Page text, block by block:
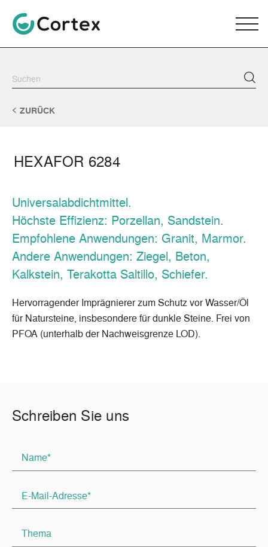
ZURÜCK
HEXAFOR 6284
Universalabdichtmittel.
Höchste Effizienz: Porzellan, Sandstein.
Empfohlene Anwendungen: Granit, Marmor.
Andere Anwendungen: Ziegel, Beton,
Kalkstein, Terakotta Saltillo, Schiefer.
Hervorragender Imprägnierer zum Schutz vor Wasser/Öl
für Natursteine, insbesondere für dunkle Steine. Frei von
PFOA (unterhalb der Nachweisgrenze LOD).
Schreiben Sie uns